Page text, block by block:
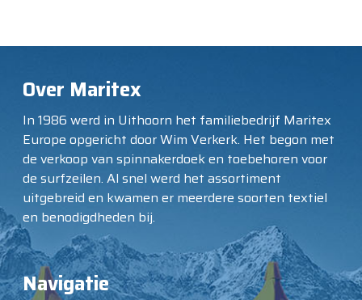
Over Maritex
In 1986 werd in Uithoorn het familiebedrijf Maritex
Europe opgericht door Wim Verkerk. Het begon met
de verkoop van spinnakerdoek en toebehoren voor
de surfzeilen. Al snel werd het assortiment
uitgebreid en kwamen er meerdere soorten textiel
en benodigdheden bij.
Navigatie